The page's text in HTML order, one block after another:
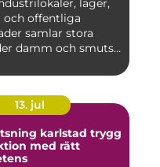
lager,
och offentliga
samlar stora
damm och smuts
13. jul
karlstad trygg
med rätt